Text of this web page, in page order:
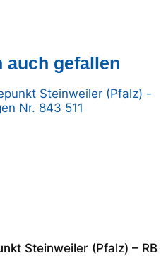
auch gefallen
Steinweiler (Pfalz) – RB